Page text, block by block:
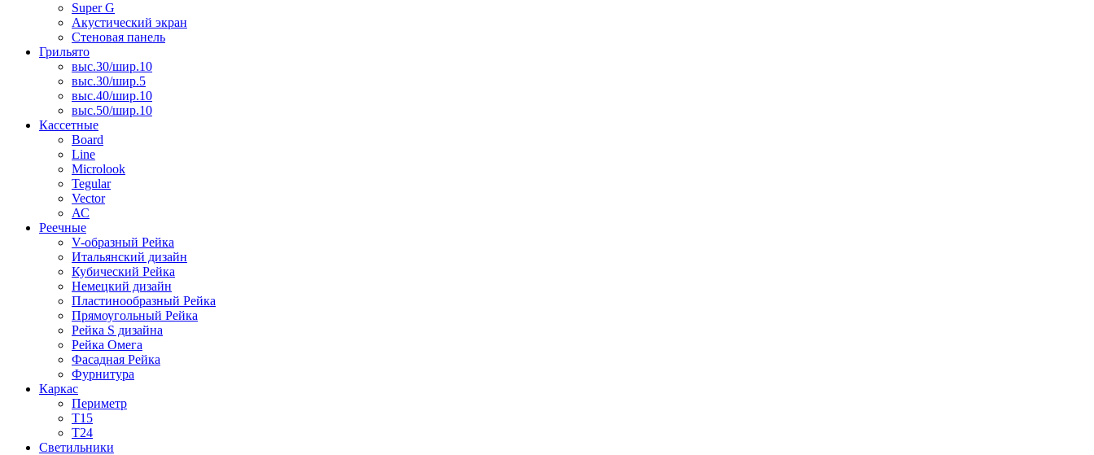
Super G
Акустический экран
Стеновая панель
Грильято
выс.30/шир.10
выс.30/шир.5
выс.40/шир.10
выс.50/шир.10
Кассетные
Board
Line
Microlook
Tegular
Vector
АС
Реечные
V-образный Рейка
Итальянский дизайн
Кубический Рейка
Немецкий дизайн
Пластинообразный Рейка
Прямоугольный Рейка
Рейка S дизайна
Рейка Омега
Фасадная Рейка
Фурнитура
Каркас
Периметр
Т15
Т24
Светильники